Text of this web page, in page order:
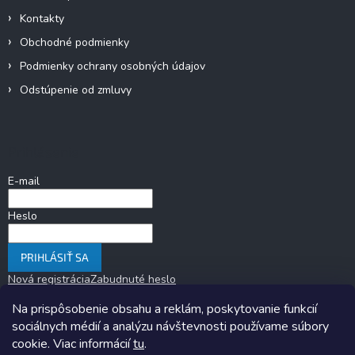
Na prispôsobenie obsahu a reklám, poskytovanie funkcií
sociálnych médií a analýzu návštevnosti používame súbory
cookie. Viac informáciítu.
Kontakty
Obchodné podmienky
Podmienky ochrany osobných údajov
Odstúpenie od zmluvy
E-mail
Heslo
PRIHLÁSIŤ SA
Nová registráciaZabudnuté heslo